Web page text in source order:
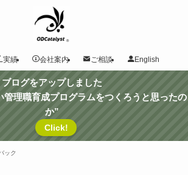
実績 会社案内 ご相談 English
ブログをアップしました
理職育成プログラムをつくろうと思ったの
か”
Click!
ック